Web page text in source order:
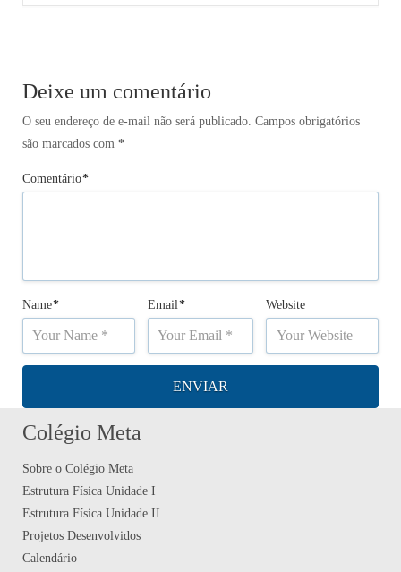
Deixe um comentário
O seu endereço de e-mail não será publicado. Campos obrigatórios
são marcados com *
Comentário*
Name* Email* Website
Colégio Meta
Sobre o Colégio Meta
Estrutura Física Unidade I
Estrutura Física Unidade II
Projetos Desenvolvidos
Calendário